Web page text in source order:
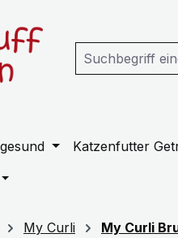
Katzenfutter
My Curli My Curli